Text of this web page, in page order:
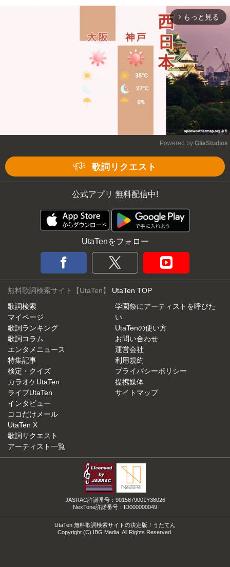
arrow_forward_ios もっと見る
Powered by GliaStudios
歌詞リクエスト
公式アプリ 無料配信中!
UtaTenをフォロー
無料歌詞検索サイト【UtaTen】 UtaTen TOP
歌詞検索
マイページ
歌詞ランキング
歌詞コラム
エンタメニュース
特集記事
検定・クイズ
カラオケUtaTen
ライブUtaTen
インタビュー
ココだけメール
UtaTen X
歌詞リクエスト
アーティスト一覧
学園祭にアーティストを呼びた
い
UtaTenの使い方
お問い合わせ
運営会社
利用規約
プライバシーポリシー
提携媒体
サイトマップ
JASRAC許諾番号：9015879001Y38026
NexTone許諾番号：ID000000049
UtaTen 無料歌詞検索サイトの決定版！うたてん
Copyright (C) IBG Media. All Rights Reserved.